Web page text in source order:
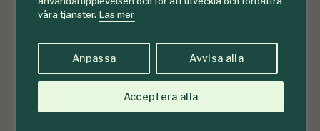
våra tjänster. Läs mer
Anpassa Avvisa alla
Acceptera alla